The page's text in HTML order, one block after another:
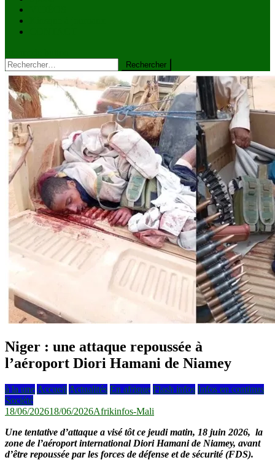
Rechercher :
Niger : une attaque repoussée à
l’aéroport Diori Hamani de Niamey
à la une Accueil Actualités En afrique Flash infos Infos en continus
Société
18/06/202618/06/2026Afrikinfos-Mali
Une tentative d’attaque a visé tôt ce jeudi matin, 18 juin 2026, la
zone de l’aéroport international Diori Hamani de Niamey, avant
d’être repoussée par les forces de défense et de sécurité (FDS).